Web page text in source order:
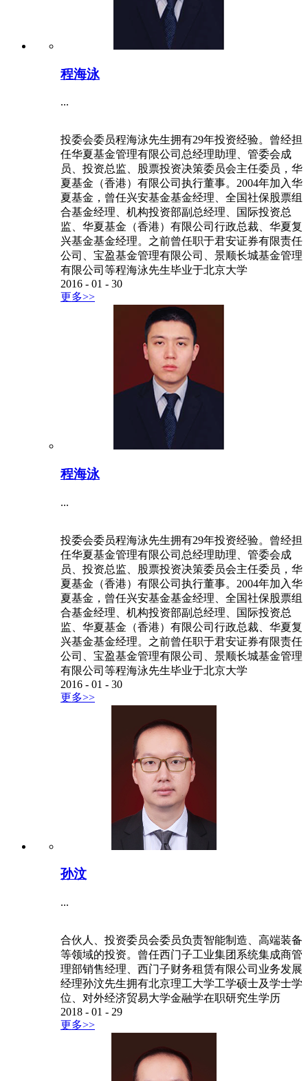
程海泳
...
投委会委员程海泳先生拥有29年投资经验。曾经担
任华夏基金管理有限公司总经理助理、管委会成
员、投资总监、股票投资决策委员会主任委员，华
夏基金（香港）有限公司执行董事。2004年加入华
夏基金，曾任兴安基金基金经理、全国社保股票组
合基金经理、机构投资部副总经理、国际投资总
监、华夏基金（香港）有限公司行政总裁、华夏复
兴基金基金经理。之前曾任职于君安证券有限责任
公司、宝盈基金管理有限公司、景顺长城基金管理
有限公司等程海泳先生毕业于北京大学
2016 - 01 - 30
更多>>
程海泳
...
投委会委员程海泳先生拥有29年投资经验。曾经担
任华夏基金管理有限公司总经理助理、管委会成
员、投资总监、股票投资决策委员会主任委员，华
夏基金（香港）有限公司执行董事。2004年加入华
夏基金，曾任兴安基金基金经理、全国社保股票组
合基金经理、机构投资部副总经理、国际投资总
监、华夏基金（香港）有限公司行政总裁、华夏复
兴基金基金经理。之前曾任职于君安证券有限责任
公司、宝盈基金管理有限公司、景顺长城基金管理
有限公司等程海泳先生毕业于北京大学
2016 - 01 - 30
更多>>
孙汶
...
合伙人、投资委员会委员负责智能制造、高端装备
等领域的投资。曾任西门子工业集团系统集成商管
理部销售经理、西门子财务租赁有限公司业务发展
经理孙汶先生拥有北京理工大学工学硕士及学士学
位、对外经济贸易大学金融学在职研究生学历
2018 - 01 - 29
更多>>